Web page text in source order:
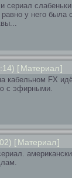
сериал
у него была
[Материал]
кабельном FX
с эфирными.
[Материал]